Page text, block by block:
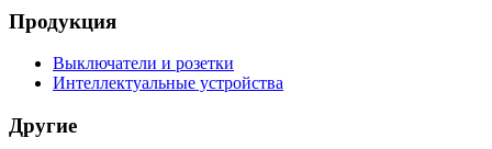
Продукция
Выключатели и розетки
Интеллектуальные устройства
Другие